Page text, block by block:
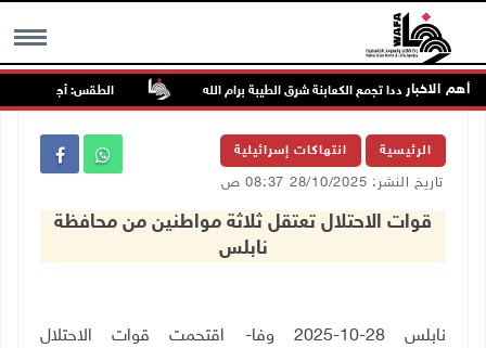
MENU أهم الاخبار
مجددا تجمع الكعابنة شرق الطيبة برام الله الطقس: أجواء صافية
الرئيسية انتهاكات إسرائيلية
تاريخ النشر: 28/10/2025 08:37 ص
قوات الاحتلال تعتقل ثلاثة مواطنين من محافظة
نابلس
نابلس 28-10-2025 وفا- اقتحمت قوات الاحتلال